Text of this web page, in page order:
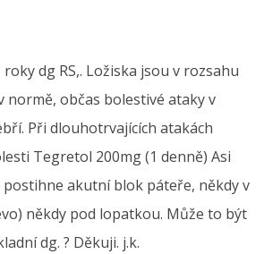
roky dg RS,. Ložiska jsou v rozsahu
normě, občas bolestivé ataky v
Při dlouhotrvajících atakách
Tegretol 200mg (1 denně) Asi
akutní blok páteře, někdy v
někdy pod lopatkou. Může to být
dg. ? Děkuji. j.k.